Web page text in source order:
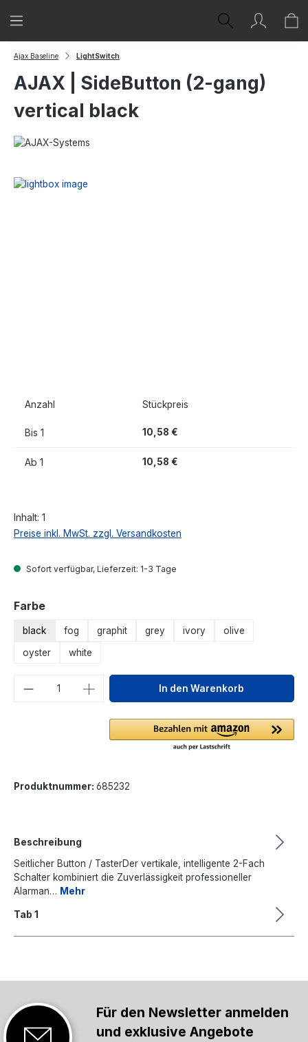
Zum Hauptinhalt springen
Ajax Baseline LightSwitch
AJAX | SideButton (2-gang)
vertical black
Anzahl Stückpreis
Bis 1 10,58 €
Ab 1 10,58 €
Inhalt: 1
Preise inkl. MwSt. zzgl. Versandkosten
Sofort verfügbar, Lieferzeit: 1-3 Tage
Farbeauswählen
black fog graphit grey ivory
olive
oyster
white
Produkt Anzahl: Gib denIn den Warenkorb
Produktnummer: 685232
Beschreibung
Seitlicher Button / TasterDer vertikale, intelligente 2-Fach
Schalter kombiniert die Zuverlässigkeit professioneller
Alarman… Mehr
Tab 1
Für den Newsletter anmelden
und exklusive Angebote